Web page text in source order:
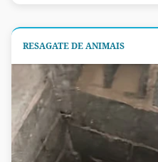
RESAGATE DE ANIMAIS